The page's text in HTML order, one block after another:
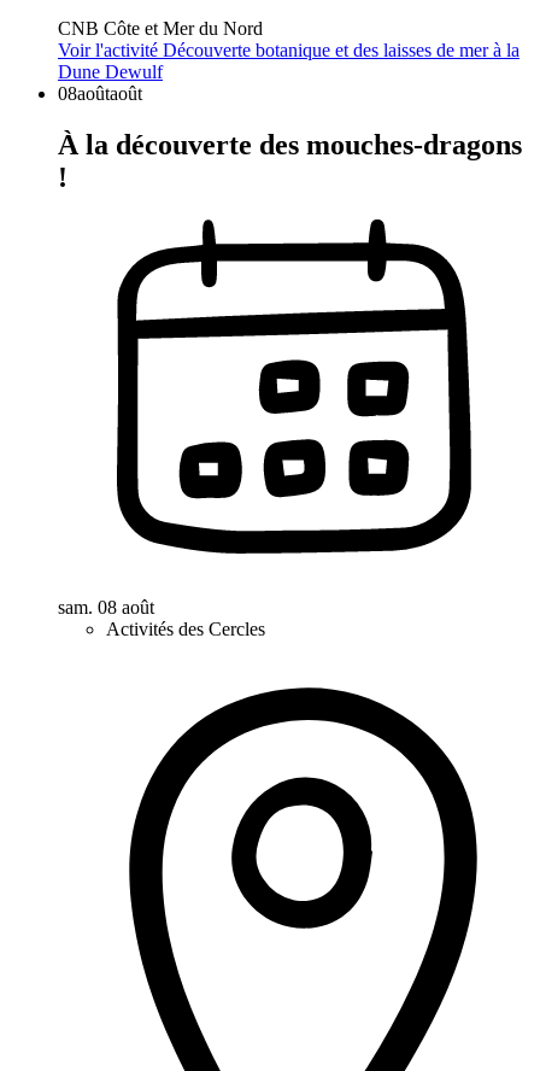
CNB Côte et Mer du Nord
Voir l'activité Découverte botanique et des laisses de mer à la
Dune Dewulf
08aoûtaoût
À la découverte des mouches-dragons
!
sam. 08 août
Activités des Cercles